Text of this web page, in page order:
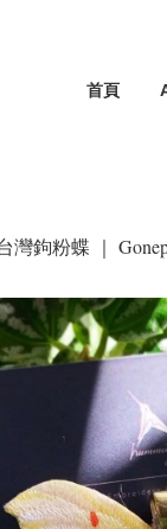
首頁
灣鉤粉蝶 ｜